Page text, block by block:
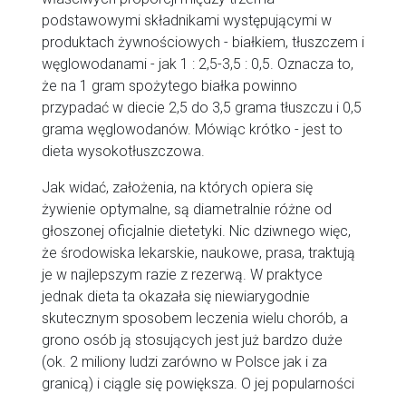
podstawowymi składnikami występującymi w
produktach żywnościowych - białkiem, tłuszczem i
węglowodanami - jak 1 : 2,5-3,5 : 0,5. Oznacza to,
że na 1 gram spożytego białka powinno
przypadać w diecie 2,5 do 3,5 grama tłuszczu i 0,5
grama węglowodanów. Mówiąc krótko - jest to
dieta wysokotłuszczowa.
Jak widać, założenia, na których opiera się
żywienie optymalne, są diametralnie różne od
głoszonej oficjalnie dietetyki. Nic dziwnego więc,
że środowiska lekarskie, naukowe, prasa, traktują
je w najlepszym razie z rezerwą. W praktyce
jednak dieta ta okazała się niewiarygodnie
skutecznym sposobem leczenia wielu chorób, a
grono osób ją stosujących jest już bardzo duże
(ok. 2 miliony ludzi zarówno w Polsce jak i za
granicą) i ciągle się powiększa. O jej popularności